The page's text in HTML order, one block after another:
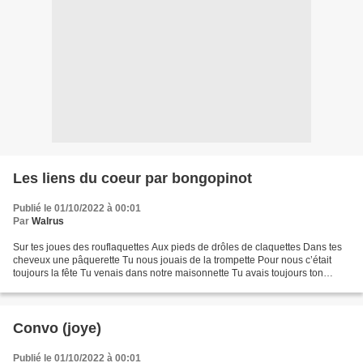
Les liens du coeur par bongopinot
Publié le 01/10/2022 à 00:01
Par Walrus
Sur tes joues des rouflaquettes Aux pieds de drôles de claquettes Dans tes
cheveux une pâquerette Tu nous jouais de la trompette Pour nous c’était
toujours la fête Tu venais dans notre maisonnette Tu avais toujours ton
Convo (joye)
Publié le 01/10/2022 à 00:01